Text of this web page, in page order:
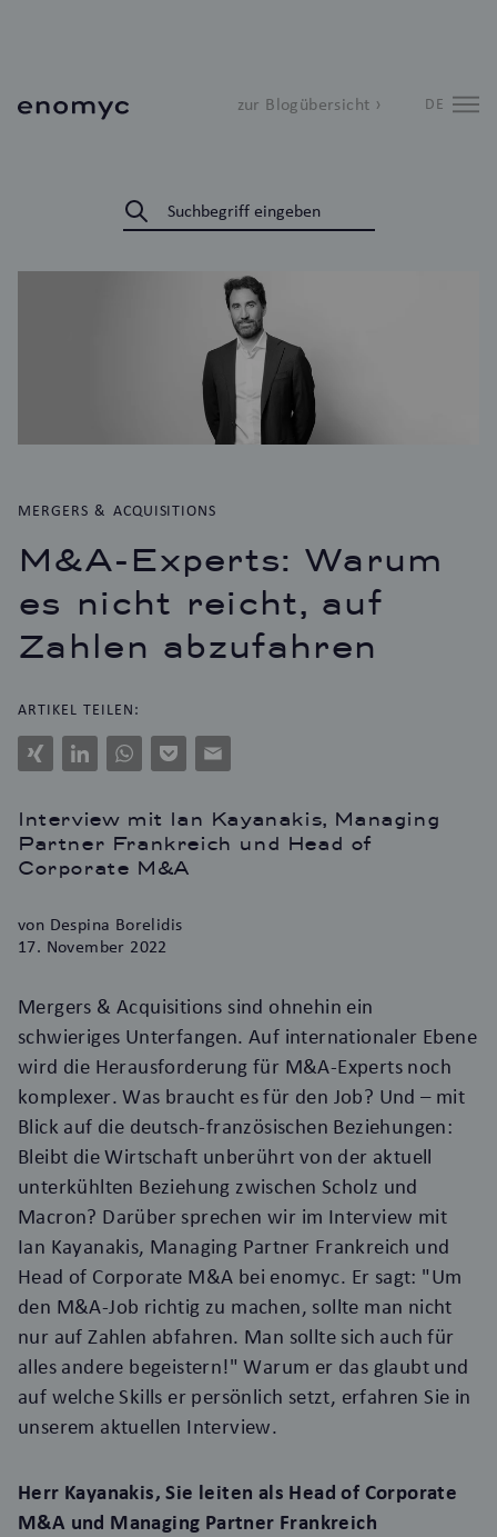
zur Blogübersicht › DE
MERGERS & ACQUISITIONS
M&A-Experts: Warum
es nicht reicht, auf
Zahlen abzufahren
ARTIKEL TEILEN:
Xing LinkedInWhatsAppPocketE-
Mail
Interview mit Ian Kayanakis, Managing
Partner Frankreich und Head of
Corporate M&A
von Despina Borelidis
17. November 2022
Mergers & Acquisitions sind ohnehin ein
schwieriges Unterfangen. Auf internationaler Ebene
wird die Herausforderung für M&A-Experts noch
komplexer. Was braucht es für den Job? Und – mit
Blick auf die deutsch-französischen Beziehungen:
Bleibt die Wirtschaft unberührt von der aktuell
unterkühlten Beziehung zwischen Scholz und
Macron? Darüber sprechen wir im Interview mit
Ian Kayanakis, Managing Partner Frankreich und
Head of Corporate M&A bei enomyc. Er sagt: "Um
den M&A-Job richtig zu machen, sollte man nicht
nur auf Zahlen abfahren. Man sollte sich auch für
alles andere begeistern!"Warum er das glaubt und
auf welche Skills er persönlich setzt, erfahren Sie in
unserem aktuellen Interview.
Herr Kayanakis, Sie leiten als Head of Corporate
M&A und Managing Partner Frankreich